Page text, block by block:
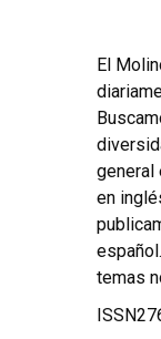
El
general
en
temas